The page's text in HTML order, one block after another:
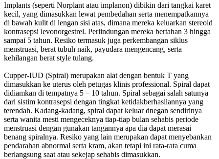
Implants (seperti Norplant atau implanon) dibikin dari tangkai karet
kecil, yang dimasukkan lewat pembedahan serta menempatkannya
di bawah kulit di lengan sisi atas, dimana mereka keluarkan stereoid
kontrasepsi levonorgestrel. Perlindungan mereka bertahan 3 hingga
sampai 5 tahun. Resiko termasuk juga perkembangan siklus
menstruasi, berat tubuh naik, payudara mengencang, serta
kehilangan berat style tulang.
Cupper-IUD (Spiral) merupakan alat dengan bentuk T yang
dimasukkan ke uterus oleh petugas klinis professional. Spiral dapat
didiamkan di tempatnya 5 – 10 tahun. Spiral sebagai salah satunya
dari sistim kontrasepsi dengan tingkat ketidakberhasilannya yang
terendah. Kadang-kadang, spiral dapat keluar dnegan sendirinya
serta wanita mesti mengeceknya tiap-tiap bulan sehabis periode
menstruasi dengan gunakan tangannya apa dia dapat merasai
benang spiralnya. Resiko yang lain merupakan dapat menyebankan
pendarahan abnormal serta kram, akan tetapi ini rata-rata cuma
berlangsung saat atau sekejap sehabis dimasukkan.